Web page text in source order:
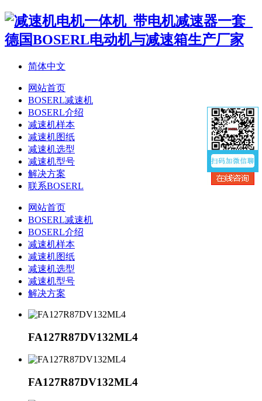
简体中文
网站首页
BOSERL减速机
BOSERL介绍
减速机样本
减速机图纸
减速机选型
减速机型号
解决方案
联系BOSERL
网站首页
BOSERL减速机
BOSERL介绍
减速机样本
减速机图纸
减速机选型
减速机型号
解决方案
FA127R87DV132ML4
FA127R87DV132ML4